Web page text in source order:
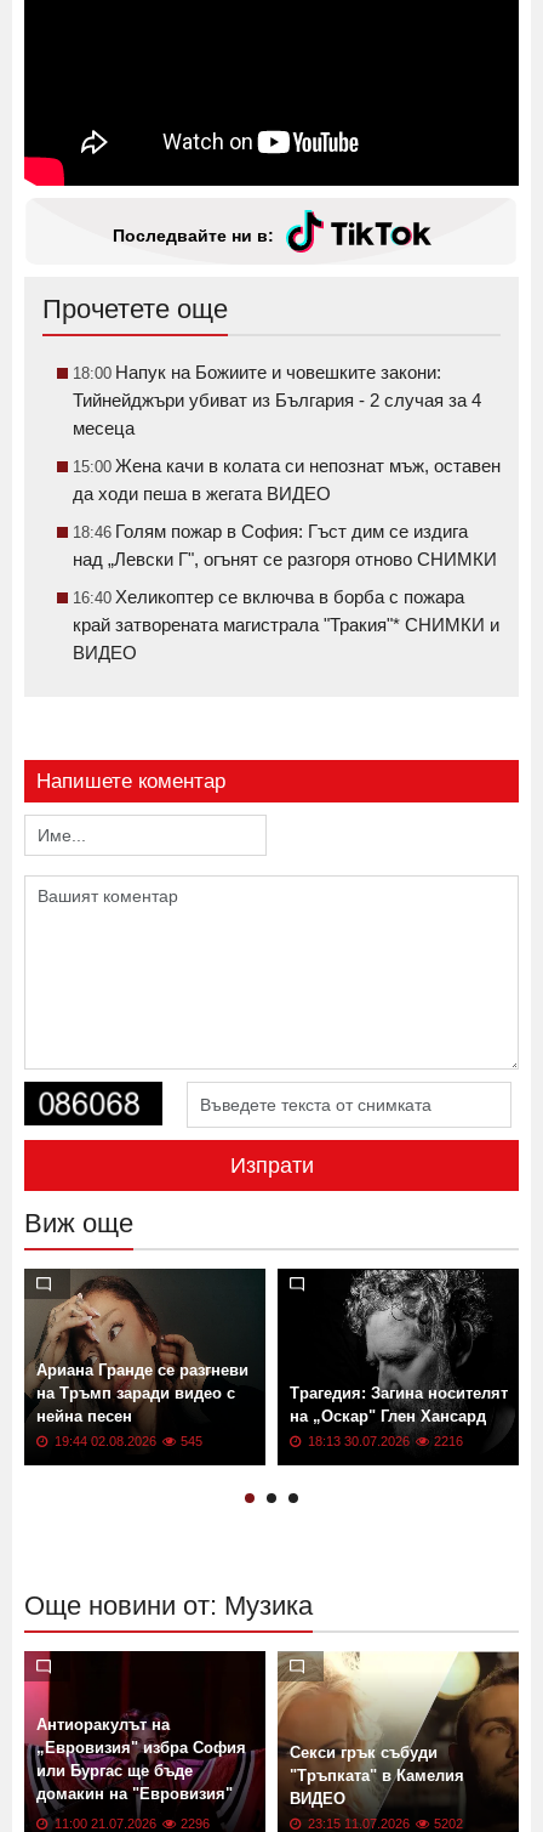
Последвайте ни в:
Прочетете още
18:00 Напук на Божиите и човешките закони:
Тийнейджъри убиват из България - 2 случая за 4
месеца
15:00 Жена качи в колата си непознат мъж, оставен
да ходи пеша в жегата ВИДЕО
18:46 Голям пожар в София: Гъст дим се издига
над „Левски Г", огънят се разгоря отново СНИМКИ
16:40 Хеликоптер се включва в борба с пожара
край затворената магистрала "Тракия"* СНИМКИ и
ВИДЕО
Напишете коментар
Изпрати
Виж още
Ариана Гранде се разгневи
на Тръмп заради видео с
нейна песен
19:44 02.08.2026 545
Трагедия: Загина носителят
на „Оскар" Глен Хансард
18:13 30.07.2026 2216
Още новини от: Музика
Антиоракулът на
„Евровизия" избра София
или Бургас ще бъде
домакин на "Евровизия"
ВИДЕО
11:00 21.07.2026 2296
Секси грък събуди
"Тръпката" в Камелия
ВИДЕО
23:15 11.07.2026 5202